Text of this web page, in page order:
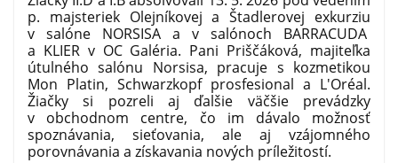
p. majsteriek Olejníkovej a Štadlerovej exkurziu
v salóne NORSISA a v salónoch BARRACUDA
a KLIER v OC Galéria. Pani Priščáková, majiteľka
útulného salónu Norsisa, pracuje s kozmetikou
Mon Platin, Schwarzkopf prosfesional a L'Oréal.
Žiačky si pozreli aj ďalšie väčšie prevádzky
v obchodnom centre, čo im dávalo možnosť
spoznávania, sieťovania, ale aj vzájomného
porovnávania a získavania nových príležitostí.